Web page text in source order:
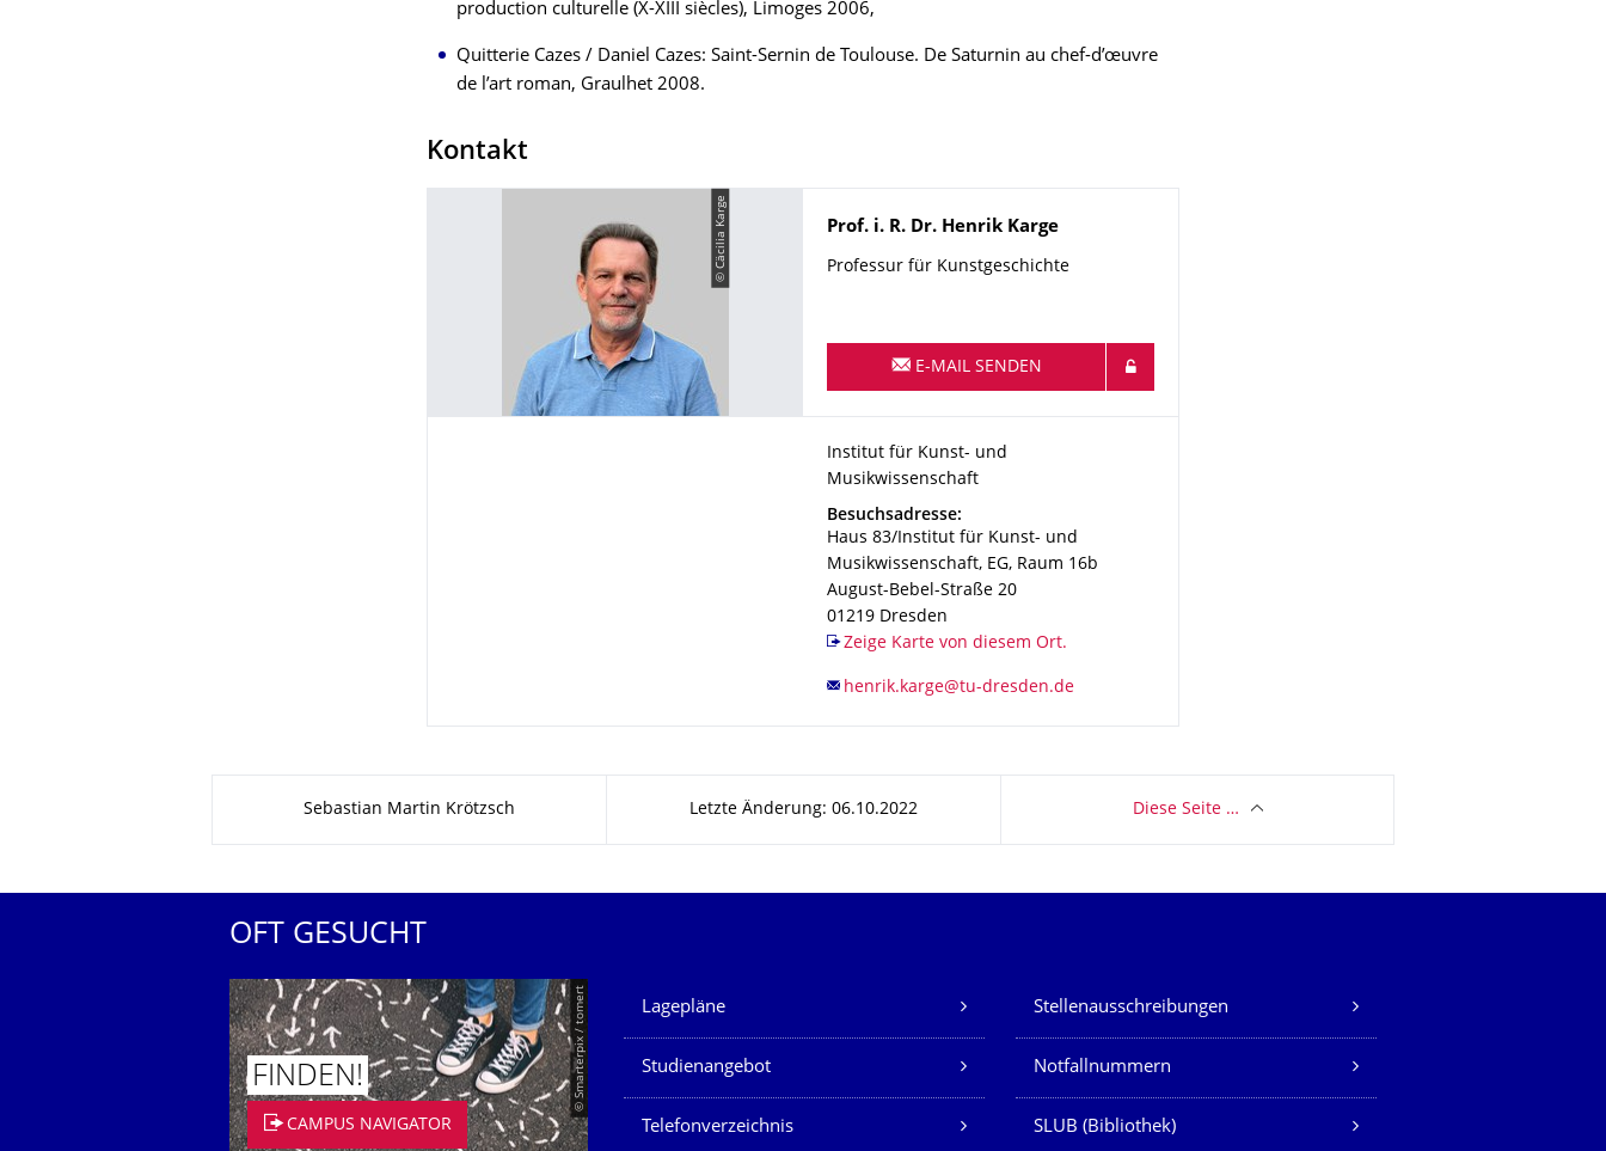
production culturelle (X-XIII siècles), Limoges 2006,
Quitterie Cazes / Daniel Cazes: Saint-Sernin de Toulouse. De Saturnin au chef-d’œuvre
de l’art roman, Graulhet 2008.
Kontakt
© Cäcilia Karge Name
Prof. i. R. Dr. Henrik Karge
Professur für Kunstgeschichte
E-MAIL SENDEN
Organisationsname
Institut für Kunst- und Musikwissenschaft
Institut für Kunst- und
Musikwissenschaft
Adresse
Besuchsadresse:
Haus 83/Institut für Kunst- und
Musikwissenschaft, EG, Raum 16b
August-Bebel-Straße 20
01219 Dresden
Zeige Karte von diesem Ort.
Sebastian Martin Krötzsch Letzte Änderung: 06.10.2022 Diese Seite …
OFT GESUCHT
© Smarterpix / tomert
FINDEN!
CAMPUS NAVIGATOR
Unsere Dienste
Lagepläne Stellenausschreibungen
Studienangebot Notfallnummern
Telefonverzeichnis SLUB (Bibliothek)